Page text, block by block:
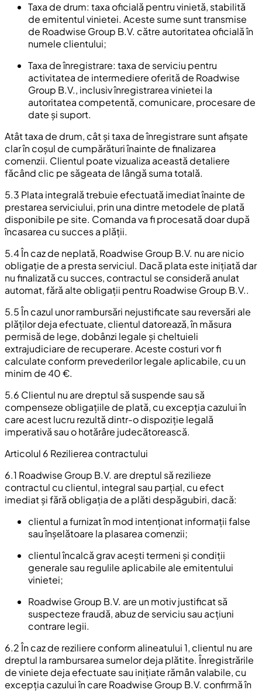
Taxa de drum: taxa oficială pentru vinietă, stabilită
de emitentul vinietei. Aceste sume sunt transmise
de Roadwise Group B.V. către autoritatea oficială în
numele clientului;
Taxa de înregistrare: taxa de serviciu pentru
activitatea de intermediere oferită de Roadwise
Group B.V., inclusiv înregistrarea vinietei la
autoritatea competentă, comunicare, procesare de
date și suport.
Atât taxa de drum, cât și taxa de înregistrare sunt afișate
clar în coșul de cumpărături înainte de finalizarea
comenzii. Clientul poate vizualiza această detaliere
făcând clic pe săgeata de lângă suma totală.
5.3 Plata integrală trebuie efectuată imediat înainte de
prestarea serviciului, prin una dintre metodele de plată
disponibile pe site. Comanda va fi procesată doar după
încasarea cu succes a plății.
5.4 În caz de neplată, Roadwise Group B.V. nu are nicio
obligație de a presta serviciul. Dacă plata este inițiată dar
nu finalizată cu succes, contractul se consideră anulat
automat, fără alte obligații pentru Roadwise Group B.V..
5.5 În cazul unor rambursări nejustificate sau reversări ale
plăților deja efectuate, clientul datorează, în măsura
permisă de lege, dobânzi legale și cheltuieli
extrajudiciare de recuperare. Aceste costuri vor fi
calculate conform prevederilor legale aplicabile, cu un
minim de 40 €.
5.6 Clientul nu are dreptul să suspende sau să
compenseze obligațiile de plată, cu excepția cazului în
care acest lucru rezultă dintr-o dispoziție legală
imperativă sau o hotărâre judecătorească.
Articolul 6 Rezilierea contractului
6.1 Roadwise Group B.V. are dreptul să rezilieze
contractul cu clientul, integral sau parțial, cu efect
imediat și fără obligația de a plăti despăgubiri, dacă:
clientul a furnizat în mod intenționat informații false
sau înșelătoare la plasarea comenzii;
clientul încalcă grav acești termeni și condiții
generale sau regulile aplicabile ale emitentului
vinietei;
Roadwise Group B.V. are un motiv justificat să
suspecteze fraudă, abuz de serviciu sau acțiuni
contrare legii.
6.2 În caz de reziliere conform alineatului 1, clientul nu are
dreptul la rambursarea sumelor deja plătite. Înregistrările
de viniete deja efectuate sau inițiate rămân valabile, cu
excepția cazului în care Roadwise Group B.V. confirmă în